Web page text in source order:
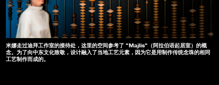
米娜走过迪拜工作室的接待处，这里的空间参考了 "Majlis"（阿拉伯语起居室）的概
念。为了向中东文化致敬，设计融入了当地工艺元素，因为它是用制作传统念珠的相同
工艺制作而成的。